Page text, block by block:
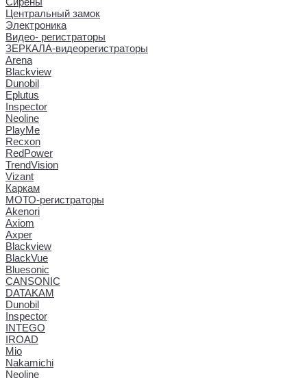
Центральный замок
Электроника
Видео- регистраторы
ЗЕРКАЛА-видеорегистраторы
Arena
Blackview
Dunobil
Eplutus
Inspector
Neoline
PlayMe
Recxon
RedPower
TrendVision
Vizant
Каркам
МОТО-регистраторы
Akenori
Axiom
Axper
Blackview
BlackVue
Bluesonic
CANSONIC
DATAKAM
Dunobil
Inspector
INTEGO
IROAD
Mio
Nakamichi
Neoline